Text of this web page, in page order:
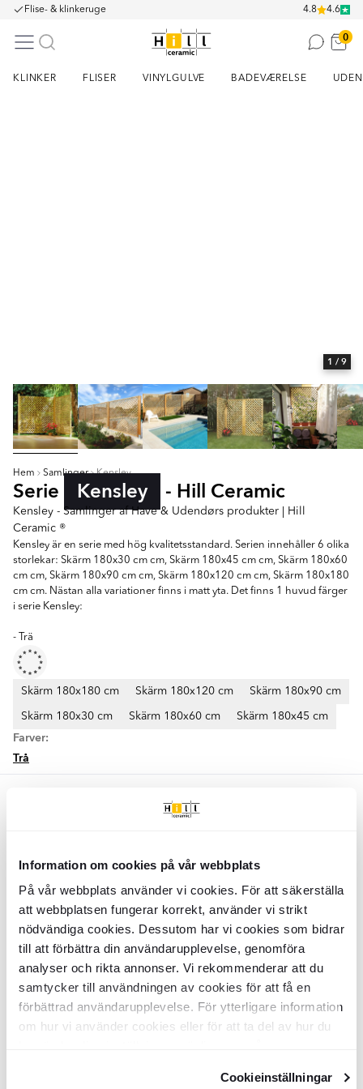
Information om cookies på vår webbplats
På vår webbplats använder vi cookies. För att säkerställa
att webbplatsen fungerar korrekt, använder vi strikt
nödvändiga cookies. Dessutom har vi cookies som bidrar
till att förbättra din användarupplevelse, genomföra
analyser och rikta annonser. Vi rekommenderar att du
samtycker till användningen av cookies för att få en
förbättrad användarupplevelse. För ytterligare information
om hur vi använder cookies eller för att ta del av hur du
Cookieinställningar
Flise- & klinkeruge 4.8 4.6
0
KLINKER FLISER VINYLGULVE BADEVÆRELSE
Hem Samlinger Kensley
Serie Kensley - Hill Ceramic
Kensley - Samlinger af Have & Udendørs produkter | Hill
Ceramic ®
Kensley är en serie med hög kvalitetsstandard. Serien innehåller 6 olika
storlekar: Skärm 180x30 cm cm, Skärm 180x45 cm cm, Skärm 180x60
cm cm, Skärm 180x90 cm cm, Skärm 180x120 cm cm, Skärm 180x180
cm cm. Nästan alla variationer finns i matt yta. Det finns 1 huvud färger
i serie Kensley:
- Trä
Skärm 180x180 cm Skärm 180x120 cm Skärm 180x90 cm
Skärm 180x30 cm Skärm 180x60 cm Skärm 180x45 cm
Farver:
Trå
1 / 9
Overflade: Matt
Materiale:Furu­trä
1009 DKK -23%
TILFØJ TIL KURV
Overflade:Matt
Materiale: Furu­trä
809 DKK -23%
TILFØJ TIL KURV
SkærmKensleyTræ 180x90 cm Skærm KensleyTræ 180x30 cm
Materiale:Furu­trä